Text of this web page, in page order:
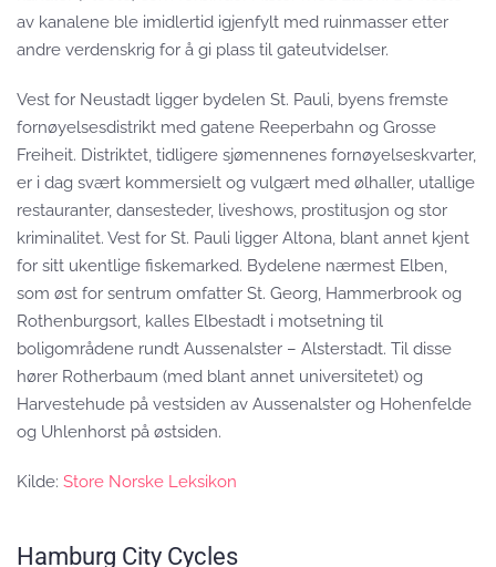
av kanalene ble imidlertid igjenfylt med ruinmasser etter
andre verdenskrig for å gi plass til gateutvidelser.
Vest for Neustadt ligger bydelen St. Pauli, byens fremste
fornøyelsesdistrikt med gatene Reeperbahn og Grosse
Freiheit. Distriktet, tidligere sjømennenes fornøyelseskvarter,
er i dag svært kommersielt og vulgært med ølhaller, utallige
restauranter, dansesteder, liveshows, prostitusjon og stor
kriminalitet. Vest for St. Pauli ligger Altona, blant annet kjent
for sitt ukentlige fiskemarked. Bydelene nærmest Elben,
som øst for sentrum omfatter St. Georg, Hammerbrook og
Rothenburgsort, kalles Elbestadt i motsetning til
boligområdene rundt Aussenalster – Alsterstadt. Til disse
hører Rotherbaum (med blant annet universitetet) og
Harvestehude på vestsiden av Aussenalster og Hohenfelde
og Uhlenhorst på østsiden.
Kilde: Store Norske Leksikon
Hamburg City Cycles